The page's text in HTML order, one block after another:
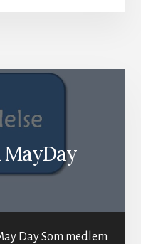
MayDay
Day Som medlem